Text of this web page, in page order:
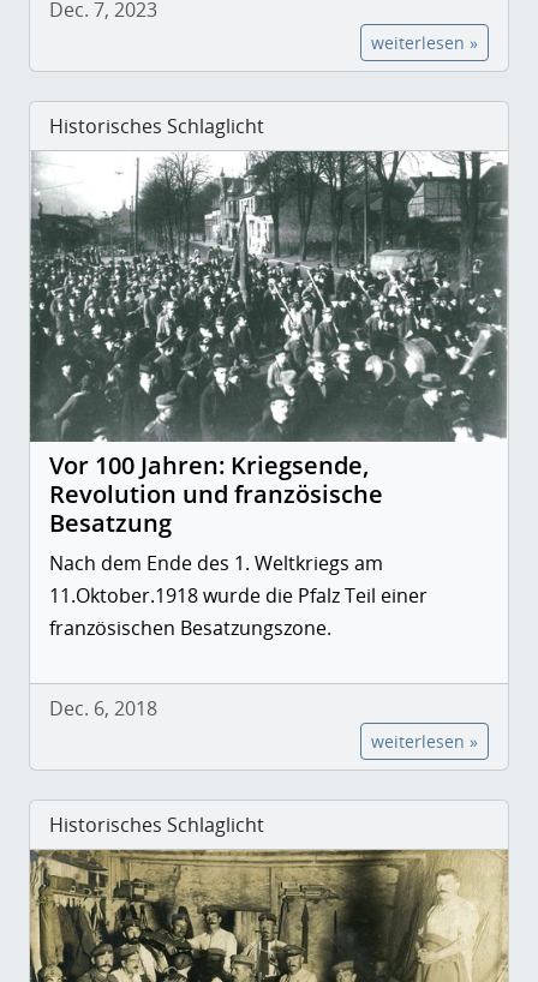
Dec. 7, 2023
weiterlesen »
Historisches Schlaglicht
Vor 100 Jahren: Kriegsende,
Revolution und französische
Besatzung
Nach dem Ende des 1. Weltkriegs am
11.Oktober.1918 wurde die Pfalz Teil einer
französischen Besatzungszone.
Dec. 6, 2018
weiterlesen »
Historisches Schlaglicht